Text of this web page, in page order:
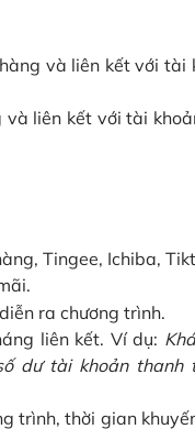
và liên kết với tài
liên kết với tài
Tingee, Ichiba,
ra chương trình.
liên kết. Ví dụ:
dư tài khoản thanh
trình, thời gian